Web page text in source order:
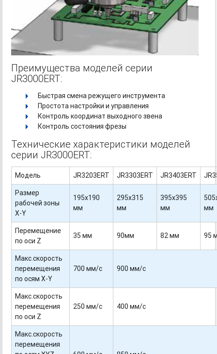
Преимущества моделей серии
JR3000ERT:
Быстрая смена режущего инструмента
Простота настройки и управления
Контроль координат выходного звена
Контроль состояния фрезы
Технические характеристики моделей
серии JR3000ERT:
Модель JR3203ERT JR3303ERT JR3403ERT
Размер
рабочей зоны
X-Y
195х190
мм
295х315
мм
395х395
мм
мм
Перемещение
по оси Z
35 мм 90мм 82 мм 95
Макс.скорость
перемещения
по осям X-Y
700 мм/с 900 мм/с
Макс.скорость
перемещения
по оси Z
250 мм/с 400 мм/с
Макс.скорость
перемещения